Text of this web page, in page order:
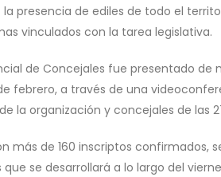
presencia de ediles de todo el
vinculados con la tarea legislativa.
de Concejales fue presentado
febrero, a través de una
la organización y concejales de las
más de 160 inscriptos
se desarrollará a lo largo del